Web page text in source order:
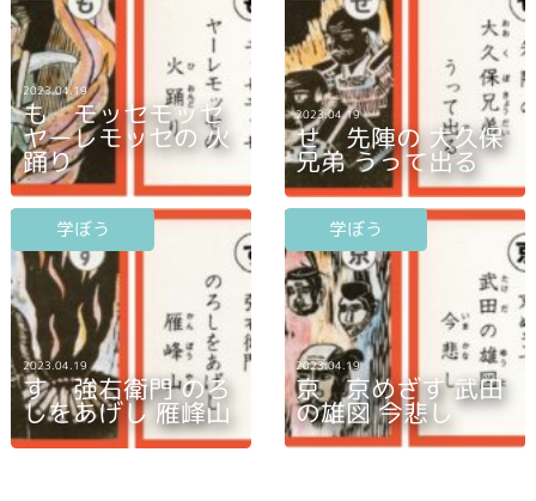
2023.04.19
も モッセモッセ
ヤーレモッセの 火
踊り
2023.04.19
せ 先陣の 大久保
兄弟 うって出る
学ぼう
2023.04.19
す 強右衛門 のろ
しをあげし 雁峰山
学ぼう
2023.04.19
京 京めざす 武田
の雄図 今悲し